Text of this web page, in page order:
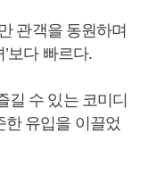
관객을 동원하며
보다 빠르다.
길 수 있는 코미디
한 유입을 이끌었